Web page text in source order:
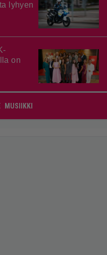
lyhyen
on
MUSIIKKI